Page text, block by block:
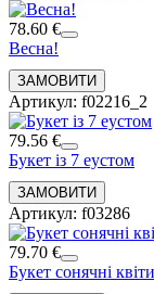
78.60 €
Весна!
Артикул: f02216_2
79.56 €
Букет із 7 еустом
Артикул: f03286
79.70 €
Букет сонячні квіти